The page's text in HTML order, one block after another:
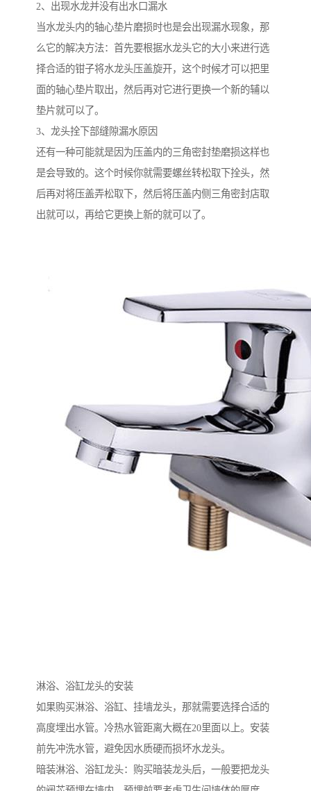
2、出现水龙并没有出水口漏水
当水龙头内的轴心垫片磨损时也是会出现漏水现象，那
么它的解决方法：首先要根据水龙头它的大小来进行选
择合适的钳子将水龙头压盖旋开，这个时候才可以把里
面的轴心垫片取出，然后再对它进行更换一个新的辅以
垫片就可以了。
3、龙头拴下部缝隙漏水原因
还有一种可能就是因为压盖内的三角密封垫磨损这样也
是会导致的。这个时候你就需要螺丝转松取下拴头，然
后再对将压盖弄松取下，然后将压盖内侧三角密封店取
出就可以，再给它更换上新的就可以了。
淋浴、浴缸龙头的安装
如果购买淋浴、浴缸、挂墙龙头，那就需要选择合适的
高度埋出水管。冷热水管距离大概在20里面以上。安装
前先冲洗水管，避免因水质硬而损坏水龙头。
暗装淋浴、浴缸龙头：购买暗装龙头后，一般要把龙头